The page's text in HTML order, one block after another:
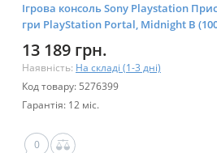
Ігрова консоль Sony Playstation
гри PlayStation Portal, Midnight B
13 189 грн.
Наявність: На складі (1-3 дні)
Код товару: 5276399
Гарантія: 12 міс.
0